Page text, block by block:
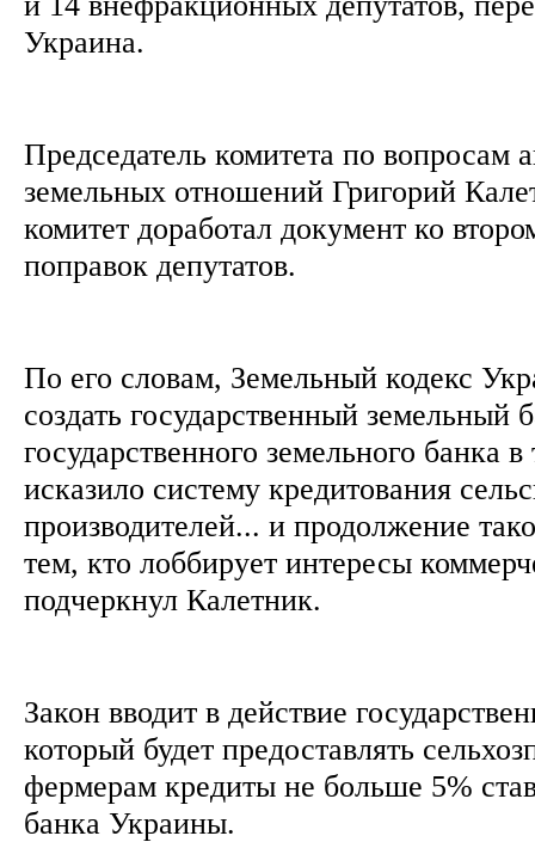
Украина.
Председатель комитета по вопросам
земельных отношений Григорий
комитет доработал документ ко
поправок депутатов.
По его словам, Земельный кодекс
создать государственный земельный
государственного земельного банка
исказило систему кредитования
производителей... и продолжение
тем, кто лоббирует интересы
подчеркнул Калетник.
Закон вводит в действие
который будет предоставлять
фермерам кредиты не больше 5%
банка Украины.